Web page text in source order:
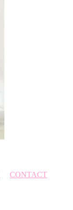
CONTACT